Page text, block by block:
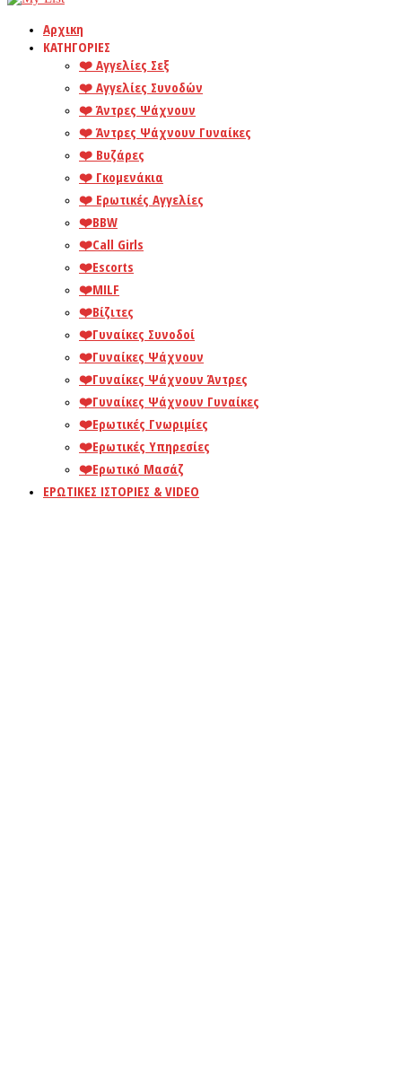
Αρχικη
ΚΑΤΗΓΟΡΙΕΣ
❤️️ Αγγελίες Σεξ
❤️️ Αγγελίες Συνοδών
❤️️ Άντρες Ψάχνουν
❤️️ Άντρες Ψάχνουν Γυναίκες
❤️️ Βυζάρες
❤️️ Γκομενάκια
❤️️ Ερωτικές Αγγελίες
❤️️BBW
❤️️Call Girls
❤️️Escorts
❤️️MILF
❤️️Βίζιτες
❤️️Γυναίκες Συνοδοί
❤️️Γυναίκες Ψάχνουν
❤️️Γυναίκες Ψάχνουν Άντρες
❤️️Γυναίκες Ψάχνουν Γυναίκες
❤️️Ερωτικές Γνωριμίες
❤️️Ερωτικές Υπηρεσίες
❤️️Ερωτικό Μασάζ
ΕΡΩΤΙΚΕΣ ΙΣΤΟΡΙΕΣ & VIDEO